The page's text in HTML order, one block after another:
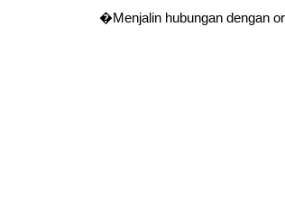
�Menjalin hubungan dengan